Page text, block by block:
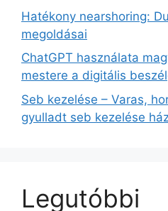
Hatékony nearshoring:
megoldásai
ChatGPT használata
mestere a digitális
Seb kezelése – Varas,
gyulladt seb kezelése
Legutóbbi